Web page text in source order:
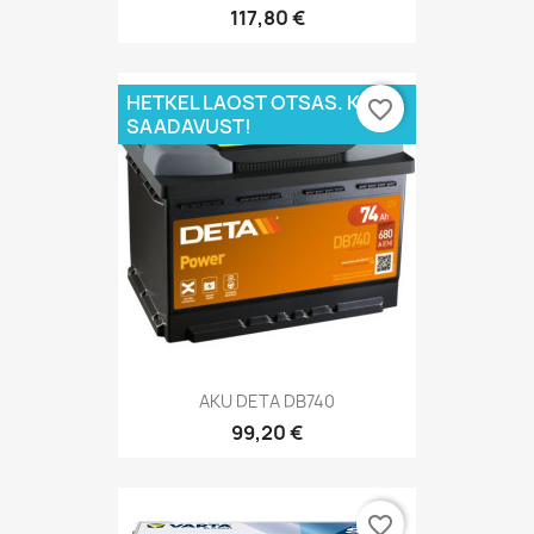
117,80 €
AKU DETA DB740
99,20 €
HETKEL LAOST OTSAS. KÜSI
SAADAVUST!
favorite_border
favorite_border